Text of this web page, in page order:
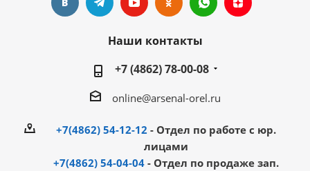
Наши контакты
+7 (4862) 78-00-08
online@arsenal-orel.ru
+7(4862) 54-12-12 - Отдел по работе с юр.
лицами
+7(4862) 54-04-04 - Отдел по продаже зап.